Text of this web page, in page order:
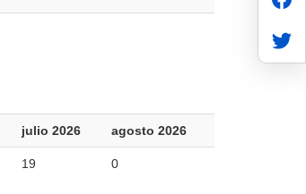
julio 2026 agosto 2026
19 0